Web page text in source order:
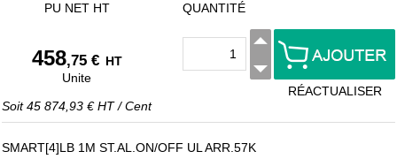
PU NET HT
458,75 € HT
Unite
Soit45 874,93 € HT/Cent
QUANTITÉ
RÉACTUALISER
SMART[4]LB 1M ST.AL.ON/OFF UL ARR.57K